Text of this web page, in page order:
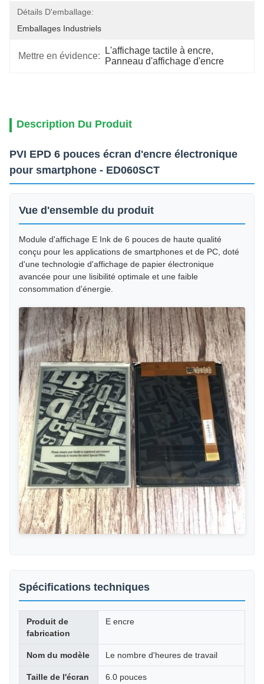
Détails D'emballage:
Emballages Industriels
Mettre en évidence:
L'affichage tactile à encre,
Panneau d'affichage d'encre
Description Du Produit
PVI EPD 6 pouces écran d'encre électronique
pour smartphone - ED060SCT
Vue d'ensemble du produit
Module d'affichage E Ink de 6 pouces de haute qualité
conçu pour les applications de smartphones et de PC, doté
d'une technologie d'affichage de papier électronique
avancée pour une lisibilité optimale et une faible
consommation d'énergie.
Spécifications techniques
Produit de
fabrication
E encre
Nom du modèle Le nombre d'heures de travail
Taille de l'écran 6.0 pouces